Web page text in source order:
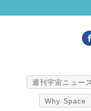
週刊宇宙ニュース
Why Space